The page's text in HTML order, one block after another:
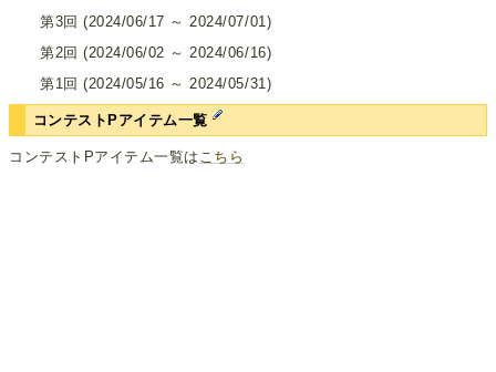
第3回 (2024/06/17 ～ 2024/07/01)
第2回 (2024/06/02 ～ 2024/06/16)
第1回 (2024/05/16 ～ 2024/05/31)
コンテストPアイテム一覧
コンテストPアイテム一覧は こちら